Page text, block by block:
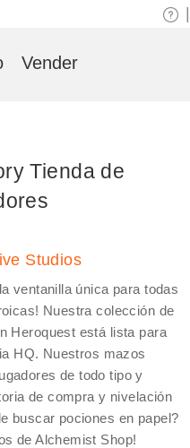
Vender
Tienda de
Studios
ventanilla única para todas
Nuestra colección de
Heroquest está lista para
HQ. Nuestros mazos
de todo tipo y
de compra y nivelación
buscar pociones en papel?
de Alchemist Shop!